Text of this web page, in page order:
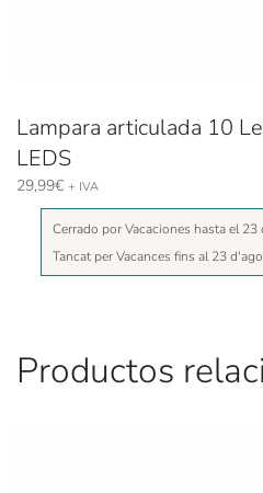
Lampara articulada 10
LEDS
29,99€ + IVA
Cerrado por Vacaciones hasta el 23
Tancat per Vacances fins al 23
Productos